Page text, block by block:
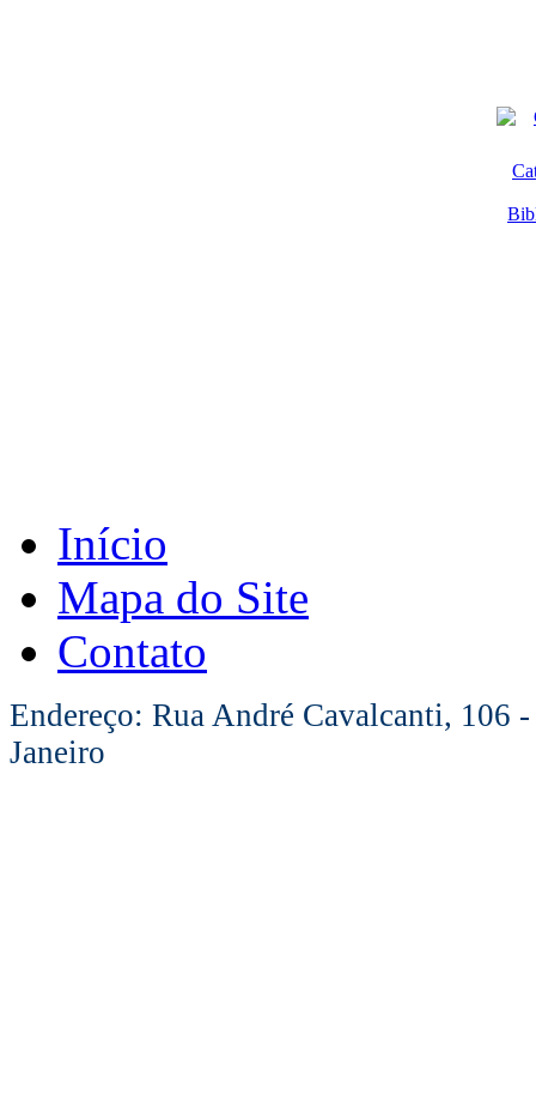
Início
Mapa do Site
Contato
Endereço: Rua André Cavalcanti, 106
Janeiro